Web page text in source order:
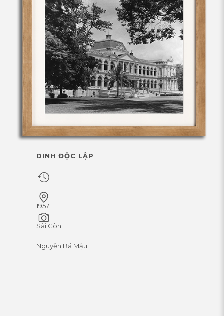
DINH ĐỘC LẬP
1957
Sài Gòn
Nguyễn Bá Mậu